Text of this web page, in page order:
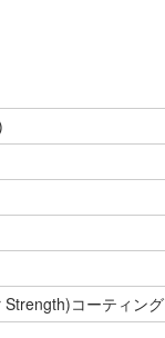
コーティング